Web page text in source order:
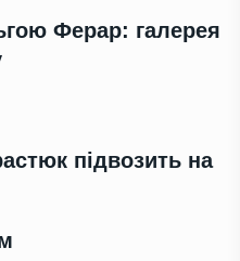
Ферар: галерея
підвозить на